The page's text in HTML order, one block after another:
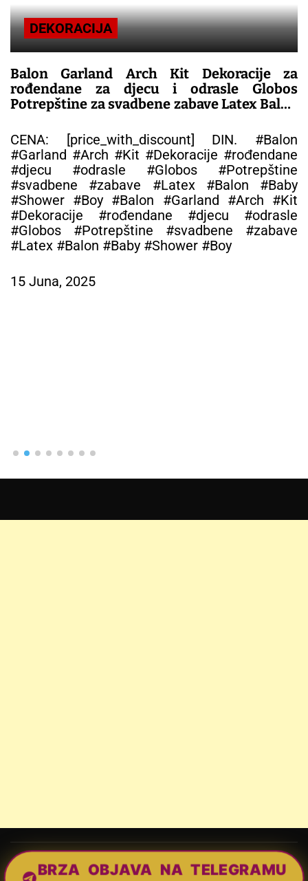
BRZA OBJAVA NA TELEGRAMU
DEKORACIJA
Balon Garland Arch Kit Dekoracije za
rođendane za djecu i odrasle Globos
Potrepštine za svadbene zabave Latex Balon
PROSLAVU
CENA: [price_with_discount] DIN. #Balon
#Garland #Arch #Kit #Dekoracije #rođendane
#djecu #odrasle #Globos #Potrepštine
#svadbene #zabave #Latex #Balon #Baby
#Shower #Boy #Balon #Garland #Arch #Kit
#Dekoracije #rođendane #djecu #odrasle
#Globos #Potrepštine #svadbene #zabave
#Latex #Balon #Baby #Shower #Boy
15 Juna, 2025